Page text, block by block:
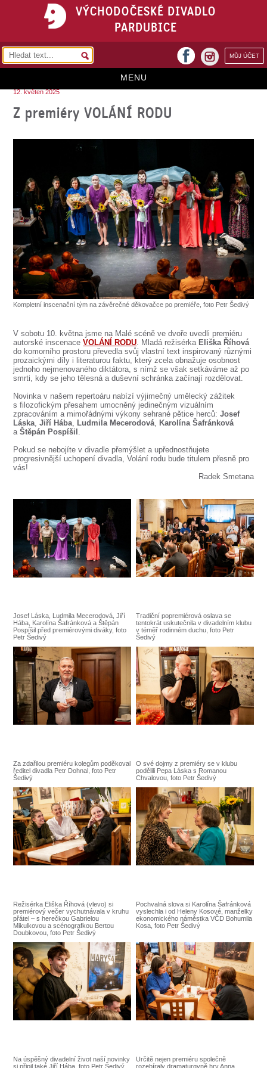
VÝCHODOČESKÉ DIVADLO
PARDUBICE
MŮJ ÚČET
facebook
MENU
VSTUPENKY
PŘEDPLATNÉ
KONTAKTY
O DIVADLE
SOUBOR
DÁLE NABÍZÍME
12. květen 2025
Z premiéry VOLÁNÍ RODU
Kompletní inscenační tým na závěrečné děkovačce po premiéře, foto Petr Šedivý
V sobotu 10. května jsme na Malé scéně ve dvoře uvedli premiéru
autorské inscenaceVOLÁNÍ RODU . Mladá režisérka Eliška Říhová
do komorního prostoru převedla svůj vlastní text inspirovaný různými
prozaickými díly i literaturou faktu, který zcela obnažuje osobnost
jednoho nejmenovaného diktátora, s nímž se však setkáváme až po
smrti, kdy se jeho tělesná a duševní schránka začínají rozdělovat.
Novinka v našem repertoáru nabízí výjimečný umělecký zážitek
s filozofickým přesahem umocněný jedinečným vizuálním
zpracováním a mimořádnými výkony sehrané pětice herců:Josef
Láska ,Jiří Hába Ludmila Mecerodová
Karolína Šafránková
aŠtěpán Pospíšil
Pokud se nebojíte v divadle přemýšlet a upřednostňujete
progresivnější uchopení divadla, Volání rodu bude titulem přesně pro
vás!
Radek Smetana
Josef Láska, Ludmila Mecerodová, Jiří
Hába, Karolína Šafránková a Štěpán
Pospíšil před premiérovými diváky, foto
Petr Šedivý
Tradiční popremiérová oslava se
tentokrát uskutečnila v divadelním klubu
v téměř rodinném duchu, foto Petr
Šedivý
Za zdařilou premiéru kolegům poděkoval
ředitel divadla Petr Dohnal, foto Petr
Šedivý
O své dojmy z premiéry se v klubu
podělili Pepa Láska s Romanou
Chvalovou, foto Petr Šedivý
Režisérka Eliška Říhová (vlevo) si
premiérový večer vychutnávala v kruhu
přátel – s herečkou Gabrielou
Mikulkovou a scénografkou Bertou
Doubkovou, foto Petr Šedivý
Pochvalná slova si Karolína Šafránková
vyslechla i od Heleny Kosové, manželky
ekonomického náměstka VČD Bohumila
Kosa, foto Petr Šedivý
Na úspěšný divadelní život naší novinky
si připil také Jiří Hába, foto Petr Šedivý
Určitě nejen premiéru společně
rozebíraly dramaturgyně hry Anna